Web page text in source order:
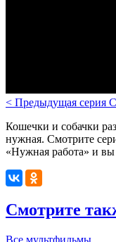
< Предыдущая серия
Кошечки и собачки
нужная. Смотрите
«Нужная работа» и вы
Смотрите
Все мультфильмы